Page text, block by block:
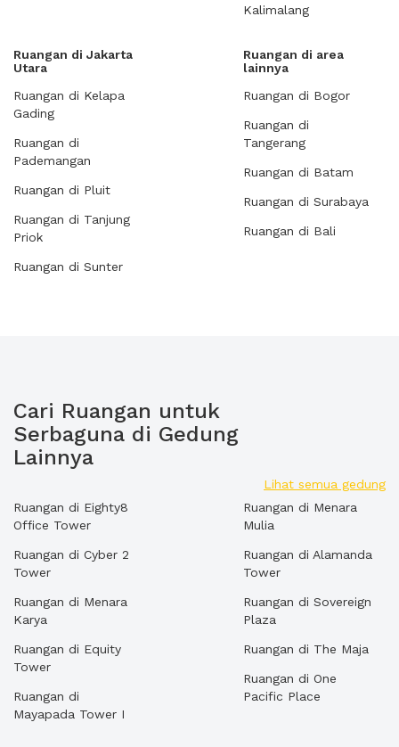
Kalimalang
Ruangan di Jakarta
Utara
Ruangan di Kelapa
Gading
Ruangan di
Pademangan
Ruangan di Pluit
Ruangan di Tanjung
Priok
Ruangan di Sunter
Ruangan di area
lainnya
Ruangan di Bogor
Ruangan di
Tangerang
Ruangan di Batam
Ruangan di Surabaya
Ruangan di Bali
Cari Ruangan untuk
Serbaguna di Gedung
Lainnya
Lihat semua gedung
Ruangan di Eighty8
Office Tower
Ruangan di Cyber 2
Tower
Ruangan di Menara
Karya
Ruangan di Equity
Tower
Ruangan di
Mayapada Tower I
Ruangan di Menara
Mulia
Ruangan di Alamanda
Tower
Ruangan di Sovereign
Plaza
Ruangan di The Maja
Ruangan di One
Pacific Place